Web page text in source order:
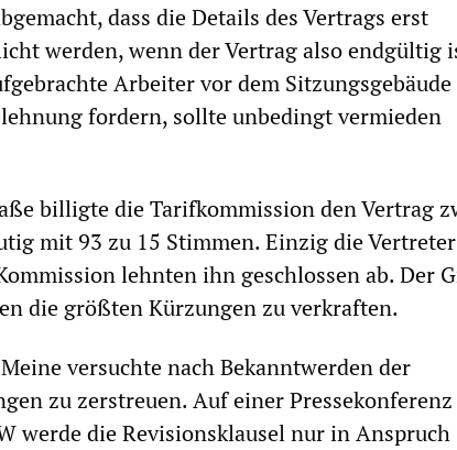
dass die Details des Vertrags erst
werden, wenn der Vertrag also endgültig
Arbeiter vor dem Sitzungsgebäude
fordern, sollte unbedingt vermieden
billigte die Tarifkommission den Vertrag
mit 93 zu 15 Stimmen. Einzig die
lehnten ihn geschlossen ab. Der
die größten Kürzungen zu verkraften.
versuchte nach Bekanntwerden der
zu zerstreuen. Auf einer
werde die Revisionsklausel nur in Anspruch